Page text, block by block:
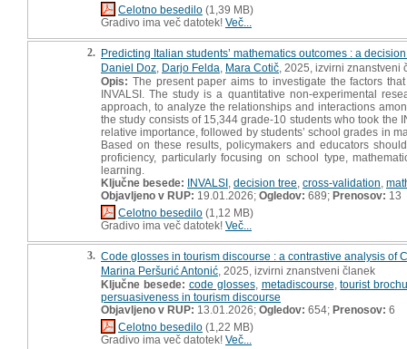
Celotno besedilo (1,39 MB)
Gradivo ima več datotek! Več...
2. Predicting Italian students’ mathematics outcomes : a
Daniel Doz Darjo Felda Mara Cotič , 2025, izvirni znanstveni
Opis: The present paper aims to investigate the factors
INVALSI. The study is a quantitative non-experimental
approach, to analyze the relationships and interactions
the study consists of 15,344 grade-10 students who took the
relative importance, followed by students’ school grades in
Based on these results, policymakers and educators
proficiency, particularly focusing on school type,
learning.
Ključne besede: INVALSI decision tree cross-validation
Objavljeno v RUP: 19.01.2026; Ogledov: 689; Prenosov: 13
Celotno besedilo (1,12 MB)
Gradivo ima več datotek! Več...
3. Code glosses in tourism discourse : a contrastive analysis of
Marina Peršurić Antonić , 2025, izvirni znanstveni članek
Ključne besede: code glosses, metadiscourse ,tourist
persuasiveness in tourism discourse
Objavljeno v RUP: 13.01.2026; Ogledov: 654; Prenosov: 6
Celotno besedilo (1,22 MB)
Gradivo ima več datotek! Več...